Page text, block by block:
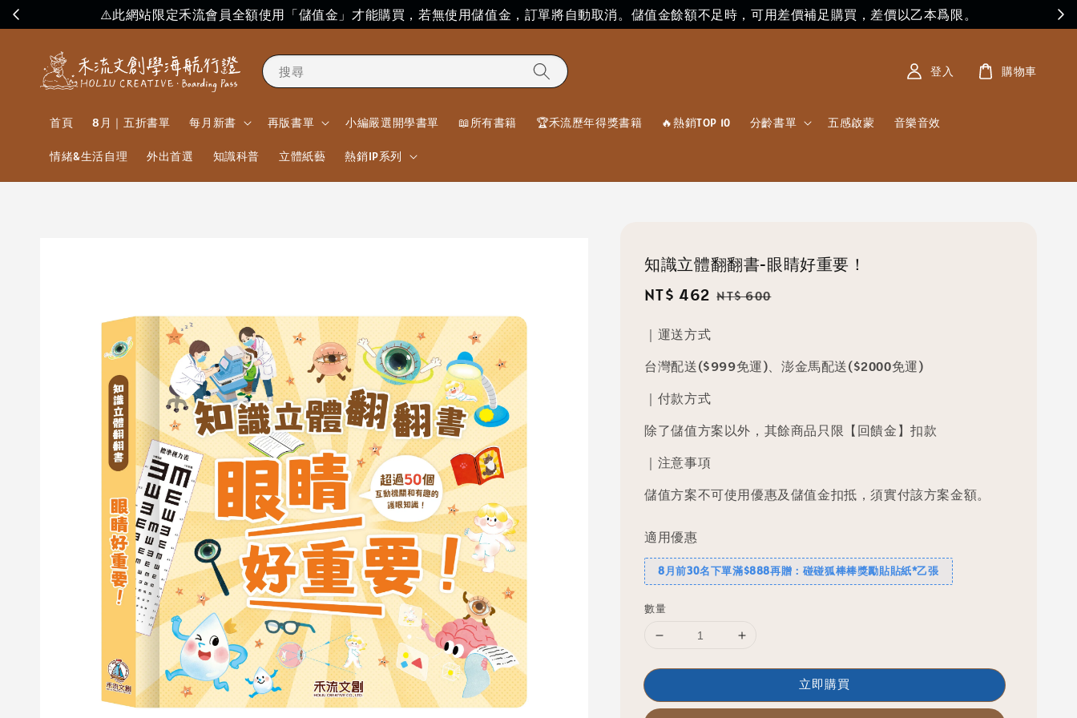
⚠️此網站限定禾流會員全額使用「儲值金」才能購買，若無使用儲值金，訂單將自動取消。儲值金餘額不足時，可用差價補足購買，差價以乙本爲限。
搜尋
首頁 8月｜五折書單 每月新書 再版書單 小編嚴選開學書單 📖所有書籍 🏆禾流歷年得獎書籍 🔥熱銷TOP 10 分齡書單 五感啟蒙 音樂音效
情緒&生活自理 外出首選 知識科普 立體紙藝 熱銷IP系列
登入 購物車
知識立體翻翻書-眼睛好重要！
Sale
NT$ 462 Regular
NT$ 600
｜運送方式
台灣配送($999免運)、澎金馬配送($2000免運)
｜付款方式
除了儲值方案以外，其餘商品只限【回饋金】扣款
｜注意事項
儲值方案不可使用優惠及儲值金扣抵，須實付該方案金額。
適用優惠
8月前30名下單滿$888再贈：碰碰狐棒棒獎勵貼貼紙*乙張
數量
立即購買